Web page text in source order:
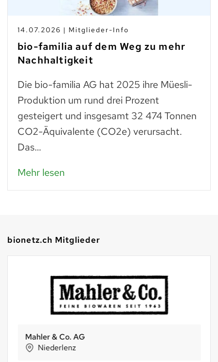
14.07.2026 | Mitglieder-Info
bio-familia auf dem Weg zu mehr
Nachhaltigkeit
Die bio-familia AG hat 2025 ihre Müesli-
Produktion um rund drei Prozent
gesteigert und insgesamt 32 474 Tonnen
CO2-Äquivalente (CO2e) verursacht.
Das…
Mehr lesen
bionetz.ch Mitglieder
Mahler & Co. AG
Niederlenz